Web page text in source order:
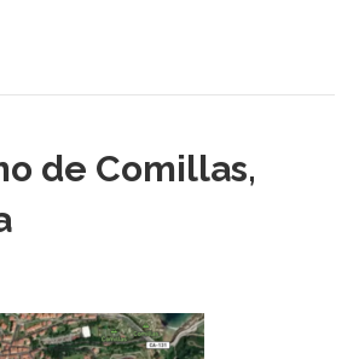
de Comillas,